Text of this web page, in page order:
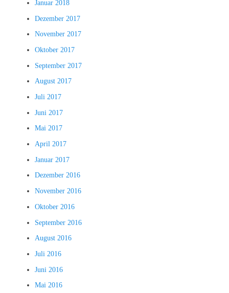
Januar 2018
Dezember 2017
November 2017
Oktober 2017
September 2017
August 2017
Juli 2017
Juni 2017
Mai 2017
April 2017
Januar 2017
Dezember 2016
November 2016
Oktober 2016
September 2016
August 2016
Juli 2016
Juni 2016
Mai 2016